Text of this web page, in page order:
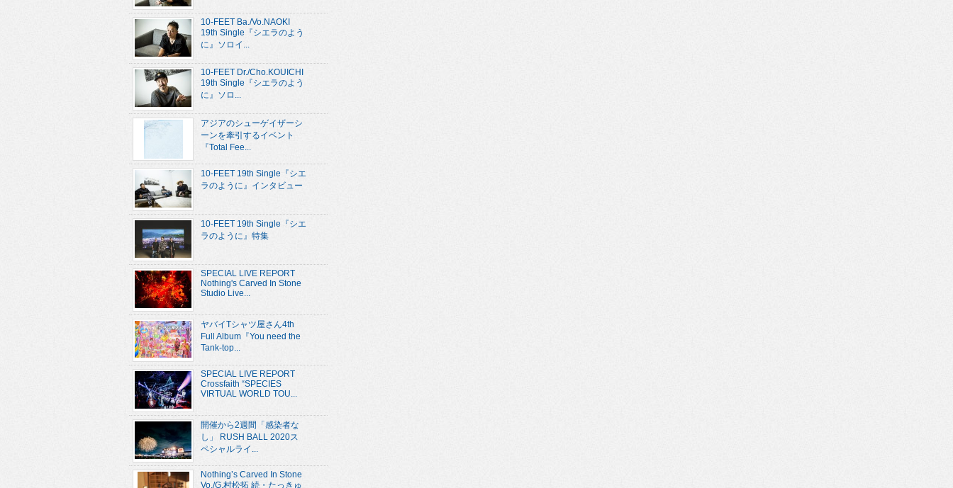
10-FEET Ba./Vo.NAOKI
19th Single『シエラのよう
に』ソロイ...
10-FEET Dr./Cho.KOUICHI
19th Single『シエラのよう
に』ソロ...
アジアのシューゲイザーシ
ーンを牽引するイベント
『Total Fee...
10-FEET 19th Single『シエ
ラのように』インタビュー
10-FEET 19th Single『シエ
ラのように』特集
SPECIAL LIVE REPORT
Nothing's Carved In Stone
Studio Live...
ヤバイTシャツ屋さん4th
Full Album『You need the
Tank-top...
SPECIAL LIVE REPORT
Crossfaith “SPECIES
VIRTUAL WORLD TOU...
開催から2週間「感染者な
し」 RUSH BALL 2020ス
ペシャルライ...
Nothing’s Carved In Stone
Vo./G.村松拓 続・たっきゅ